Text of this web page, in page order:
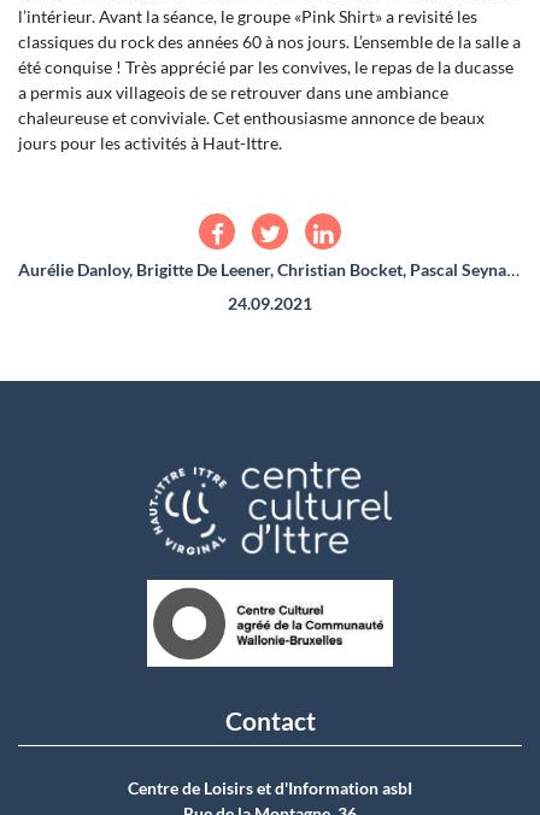
l’intérieur. Avant la séance, le groupe «Pink Shirt» a revisité les
classiques du rock des années 60 à nos jours. L’ensemble de la salle a
été conquise ! Très apprécié par les convives, le repas de la ducasse
a permis aux villageois de se retrouver dans une ambiance
chaleureuse et conviviale. Cet enthousiasme annonce de beaux
jours pour les activités à Haut-Ittre.
Aurélie Danloy, Brigitte De Leener, Christian Bocket, Pascal Seynaeve, Jacques Devos
24.09.2021
Contact
Centre de Loisirs et d'Information asbI